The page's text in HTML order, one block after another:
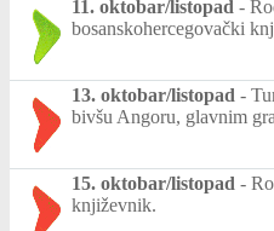
11. oktobar/listopad -
bosanskohercegovački
13. oktobar/listopad -
bivšu Angoru, glavnim
15. oktobar/listopad -
književnik.